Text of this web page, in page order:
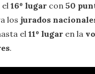
el 16º lugar con 50
los jurados
el 11º lugar en la
.